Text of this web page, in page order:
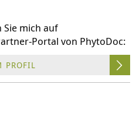
mich auf
Portal von PhytoDoc:
PROFIL